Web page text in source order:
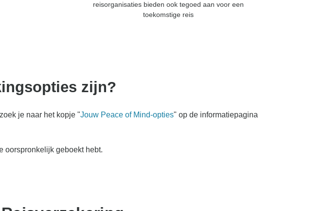
reisorganisaties bieden ook tegoed aan voor een
toekomstige reis
zijn?
je naar het kopje "Jouw Peace of Mind-opties" op de informatiepagina
oorspronkelijk geboekt hebt.